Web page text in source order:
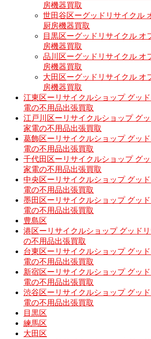
房機器買取
世田谷区ーグッドリサイクル
厨房機器買取
目黒区ーグッドリサイクル オ
房機器買取
品川区ーグッドリサイクル オ
房機器買取
大田区ーグッドリサイクル オ
房機器買取
江東区ーリサイクルショップ グッ
電の不用品出張買取
江戸川区ーリサイクルショップ グ
家電の不用品出張買取
葛飾区ーリサイクルショップ グッ
電の不用品出張買取
千代田区ーリサイクルショップ グ
家電の不用品出張買取
中央区ーリサイクルショップ グッ
電の不用品出張買取
墨田区ーリサイクルショップ グッ
電の不用品出張買取
豊島区
港区ーリサイクルショップ グッド
の不用品出張買取
台東区ーリサイクルショップ グッ
電の不用品出張買取
新宿区ーリサイクルショップ グッ
電の不用品出張買取
渋谷区ーリサイクルショップ グッ
電の不用品出張買取
目黒区
練馬区
大田区